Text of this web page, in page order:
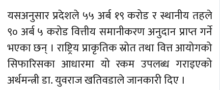
यसअनुसार प्रदेशले ५५ अर्ब १९ करोड र स्थानीय तहले
९० अर्ब ५ करोड वित्तीय समानीकरण अनुदान प्राप्त गर्ने
भएका छन् । राष्ट्रिय प्राकृतिक स्रोत तथा वित्त आयोगको
सिफारिसका आधारमा यो रकम उपलब्ध गराइएको
अर्थमन्त्री डा. युवराज खतिवडाले जानकारी दिए ।